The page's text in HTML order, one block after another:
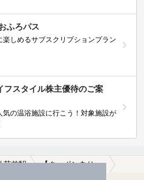
ふろパス
楽しめるサブスクリプションプラン
フスタイル株主優待のご案
気の温浴施設に行こう！対象施設が
苑前駅 【クーポンあり】冷え性に効能がある外苑前駅近くの温泉、日帰り温泉、スーパー銭湯おすすめ